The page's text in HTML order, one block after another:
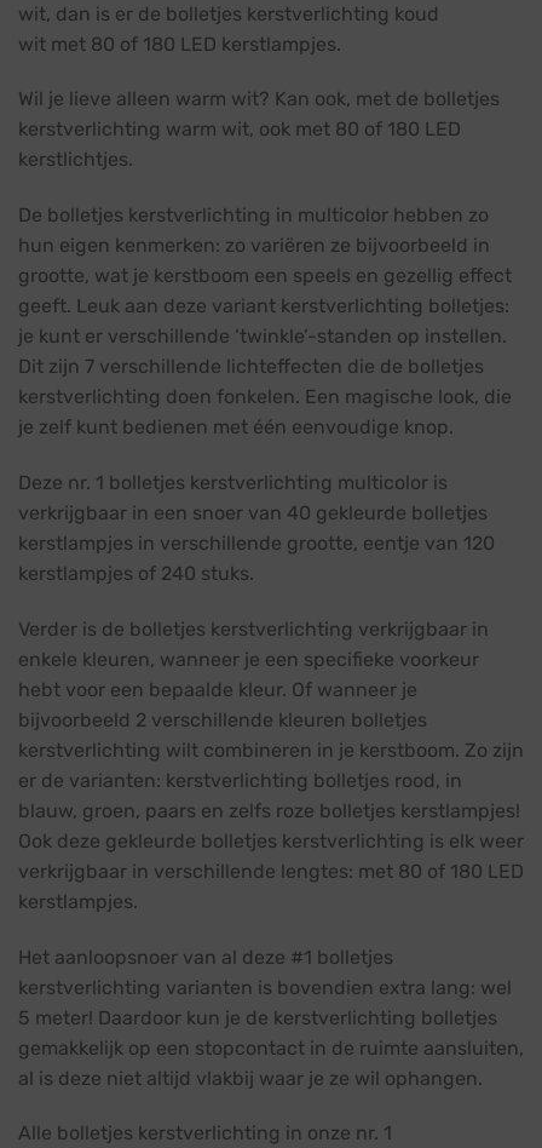
wit, dan is er de bolletjes kerstverlichting koud
wit met 80 of 180 LED kerstlampjes.
Wil je lieve alleen warm wit? Kan ook, met de bolletjes
kerstverlichting warm wit, ook met 80 of 180 LED
kerstlichtjes.
De bolletjes kerstverlichting in multicolor hebben zo
hun eigen kenmerken: zo variëren ze bijvoorbeeld in
grootte, wat je kerstboom een speels en gezellig effect
geeft. Leuk aan deze variant kerstverlichting bolletjes:
je kunt er verschillende ‘twinkle’-standen op instellen.
Dit zijn 7 verschillende lichteffecten die de bolletjes
kerstverlichting doen fonkelen. Een magische look, die
je zelf kunt bedienen met één eenvoudige knop.
Deze nr. 1 bolletjes kerstverlichting multicolor is
verkrijgbaar in een snoer van 40 gekleurde bolletjes
kerstlampjes in verschillende grootte, eentje van 120
kerstlampjes of 240 stuks.
Verder is de bolletjes kerstverlichting verkrijgbaar in
enkele kleuren, wanneer je een specifieke voorkeur
hebt voor een bepaalde kleur. Of wanneer je
bijvoorbeeld 2 verschillende kleuren bolletjes
kerstverlichting wilt combineren in je kerstboom. Zo zijn
er de varianten: kerstverlichting bolletjes rood, in
blauw, groen, paars en zelfs roze bolletjes kerstlampjes!
Ook deze gekleurde bolletjes kerstverlichting is elk weer
verkrijgbaar in verschillende lengtes: met 80 of 180 LED
kerstlampjes.
Het aanloopsnoer van al deze #1 bolletjes
kerstverlichting varianten is bovendien extra lang: wel
5 meter! Daardoor kun je de kerstverlichting bolletjes
gemakkelijk op een stopcontact in de ruimte aansluiten,
al is deze niet altijd vlakbij waar je ze wil ophangen.
Alle bolletjes kerstverlichting in onze nr. 1